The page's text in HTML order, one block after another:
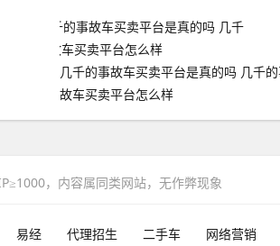
几千的事故车买卖平台是真的吗 几千
故车买卖平台怎么样
，内容属同类网站，无作弊现象
易经 代理招生 二手车 网络营销